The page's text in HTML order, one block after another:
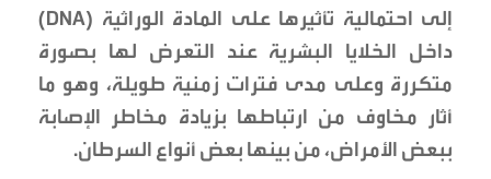
إلى احتمالية تأثيرها على المادة الوراثية (DNA)
داخل الخلايا البشرية عند التعرض لها بصورة
متكررة وعلى مدى فترات زمنية طويلة، وهو ما
أثار مخاوف من ارتباطها بزيادة مخاطر الإصابة
ببعض الأمراض، من بينها بعض أنواع السرطان.